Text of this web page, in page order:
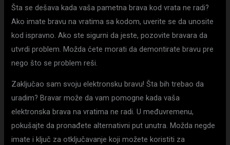
Šta se dešava kada vaša pametna brava kod vrata ne radi?
Ako imate bravu na vratima sa kodom, uverite se da unosite
kod ispravno. Ako ste sigurni da jeste, pozovite bravara da
utvrdi problem. Možda ćete morati da demontirate bravu pre
nego što se problem reši.
Zaključao sam svoju elektronsku bravu! Šta bih trebao da
uradim? Bravar može da vam pomogne kada vaša
elektronska brava na vratima ne radi. U međuvremenu,
pokušajte da pronađete alternativni put unutra. Možda negde
imate i ključ za otključavanje koji možete koristiti za